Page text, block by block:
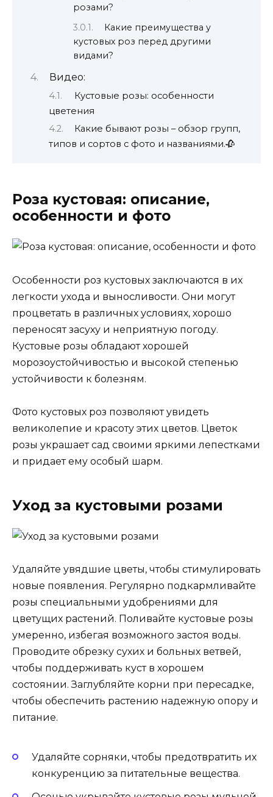
розами?
Какие преимущества у
кустовых роз перед другими
видами?
Видео:
Кустовые розы: особенности
цветения
Какие бывают розы – обзор групп,
типов и сортов с фото и названиями.🥀
Роза кустовая: описание,
особенности и фото
Особенности роз кустовых заключаются в их
легкости ухода и выносливости. Они могут
процветать в различных условиях, хорошо
переносят засуху и неприятную погоду.
Кустовые розы обладают хорошей
морозоустойчивостью и высокой степенью
устойчивости к болезням.
Фото кустовых роз позволяют увидеть
великолепие и красоту этих цветов. Цветок
розы украшает сад своими яркими лепестками
и придает ему особый шарм.
Уход за кустовыми розами
Удаляйте увядшие цветы, чтобы стимулировать
новые появления. Регулярно подкармливайте
розы специальными удобрениями для
цветущих растений. Поливайте кустовые розы
умеренно, избегая возможного застоя воды.
Проводите обрезку сухих и больных ветвей,
чтобы поддерживать куст в хорошем
состоянии. Заглубляйте корни при пересадке,
чтобы обеспечить растению надежную опору и
питание.
Удаляйте сорняки, чтобы предотвратить их
конкуренцию за питательные вещества.